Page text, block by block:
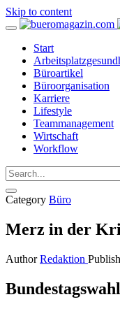
Skip to content
Start
Büroartikel
Büroorganisation
Karriere
Lifestyle
Teammanagement
Wirtschaft
Workflow
Category Büro
Merz in der
Author Redaktion